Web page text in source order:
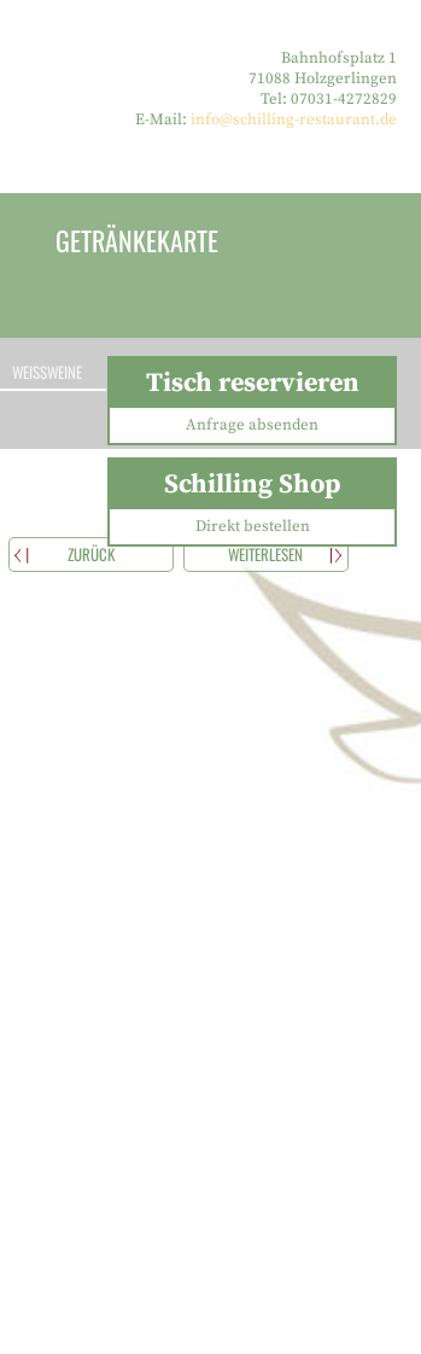
Bahnhofsplatz 1
71088 Holzgerlingen
Tel: 07031-4272829
E-Mail: info@schilling-restaurant.de
GETRÄNKEKARTE
WEISSWEINE
ROSÉWEINE
Tisch reservieren
Anfrage absenden
Schilling Shop
Direkt bestellen
ZURÜCK WEITERLESEN